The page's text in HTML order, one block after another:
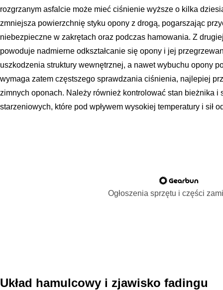
rozgrzanym asfalcie może mieć ciśnienie wyższe o kilka
zmniejsza powierzchnię styku opony z drogą, pogarszając
niebezpieczne w zakrętach oraz podczas hamowania. Z
powoduje nadmierne odkształcanie się opony i jej
uszkodzenia struktury wewnętrznej, a nawet wybuchu opony
wymaga zatem częstszego sprawdzania ciśnienia, najlepiej
zimnych oponach. Należy również kontrolować stan bieżnika i
starzeniowych, które pod wpływem wysokiej temperatury i sił
Ogłoszenia sprzętu i części
Układ hamulcowy i zjawisko fadingu